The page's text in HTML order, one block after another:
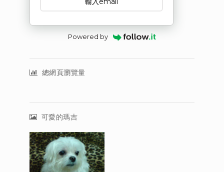
Powered by
總網頁瀏覽量
可愛的瑪吉